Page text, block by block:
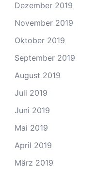
Dezember 2019
November 2019
Oktober 2019
September 2019
August 2019
Juli 2019
Juni 2019
Mai 2019
April 2019
März 2019